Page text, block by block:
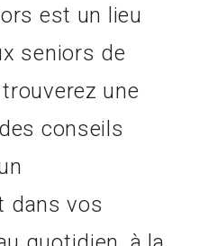
est un lieu
seniors de
une
conseils
dans vos